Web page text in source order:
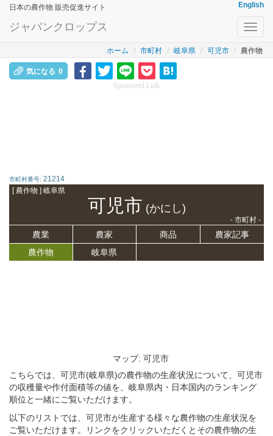
日本の農作物 販売促進サイト English
ジャパンクロップス
ホーム 市町村 岐阜県 可児市 農作物
気になる 0
Sponsored Link
市町村番号: 21214
[ 農作物 ] 岐阜県
可児市 (かにし)
- 市町村 -
農業 農家 商品
農家記事
農作物
岐阜県
マップ: 可児市
こちらでは、可児市(岐阜県)の農作物の生産状況について、可児市
の収穫量や作付面積等の値を、岐阜県内・日本国内のランキング
順位と一緒にご覧いただけます。
以下のリストでは、可児市が生産する様々な農作物の生産状況を
ご覧いただけます。リンクをクリックいただくとその農作物の生